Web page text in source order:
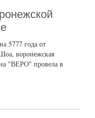
5777 года от
воронежская
"ВЕРО" провела в